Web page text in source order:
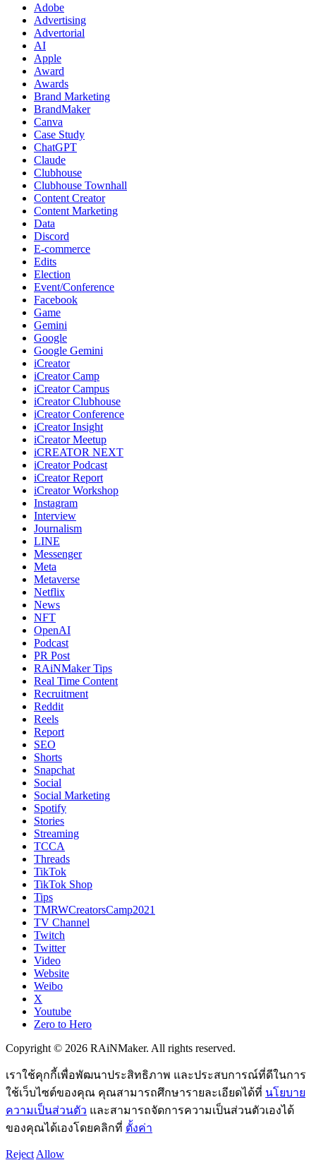
Adobe
Advertising
Advertorial
AI
Apple
Award
Awards
Brand Marketing
BrandMaker
Canva
Case Study
ChatGPT
Claude
Clubhouse
Clubhouse Townhall
Content Creator
Content Marketing
Data
Discord
E-commerce
Edits
Election
Event/Conference
Facebook
Game
Gemini
Google
Google Gemini
iCreator
iCreator Camp
iCreator Campus
iCreator Clubhouse
iCreator Conference
iCreator Insight
iCreator Meetup
iCREATOR NEXT
iCreator Podcast
iCreator Report
iCreator Workshop
Instagram
Interview
Journalism
LINE
Messenger
Meta
Metaverse
Netflix
News
NFT
OpenAI
Podcast
PR Post
RAiNMaker Tips
Real Time Content
Recruitment
Reddit
Reels
Report
SEO
Shorts
Snapchat
Social
Social Marketing
Spotify
Stories
Streaming
TCCA
Threads
TikTok
TikTok Shop
Tips
TMRWCreatorsCamp2021
TV Channel
Twitch
Twitter
Video
Website
Weibo
X
Youtube
Zero to Hero
Copyright © 2026 RAiNMaker. All rights reserved.
เราใช้คุกกี้เพื่อพัฒนาประสิทธิภาพ และประสบการณ์ที่ดีในการ
ใช้เว็บไซต์ของคุณ คุณสามารถศึกษารายละเอียดได้ที่ นโยบาย
ความเป็นส่วนตัว และสามารถจัดการความเป็นส่วนตัวเองได้
ของคุณได้เองโดยคลิกที่ ตั้งค่า
Reject Allow